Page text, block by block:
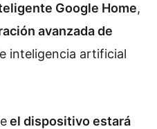
Google Home,
avanzada de
inteligencia artificial
el dispositivo estará